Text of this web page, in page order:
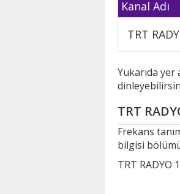
Kanal Adı
TRT
Yukarıda
TRT
Frekans
bilgisi
TRT RADYO